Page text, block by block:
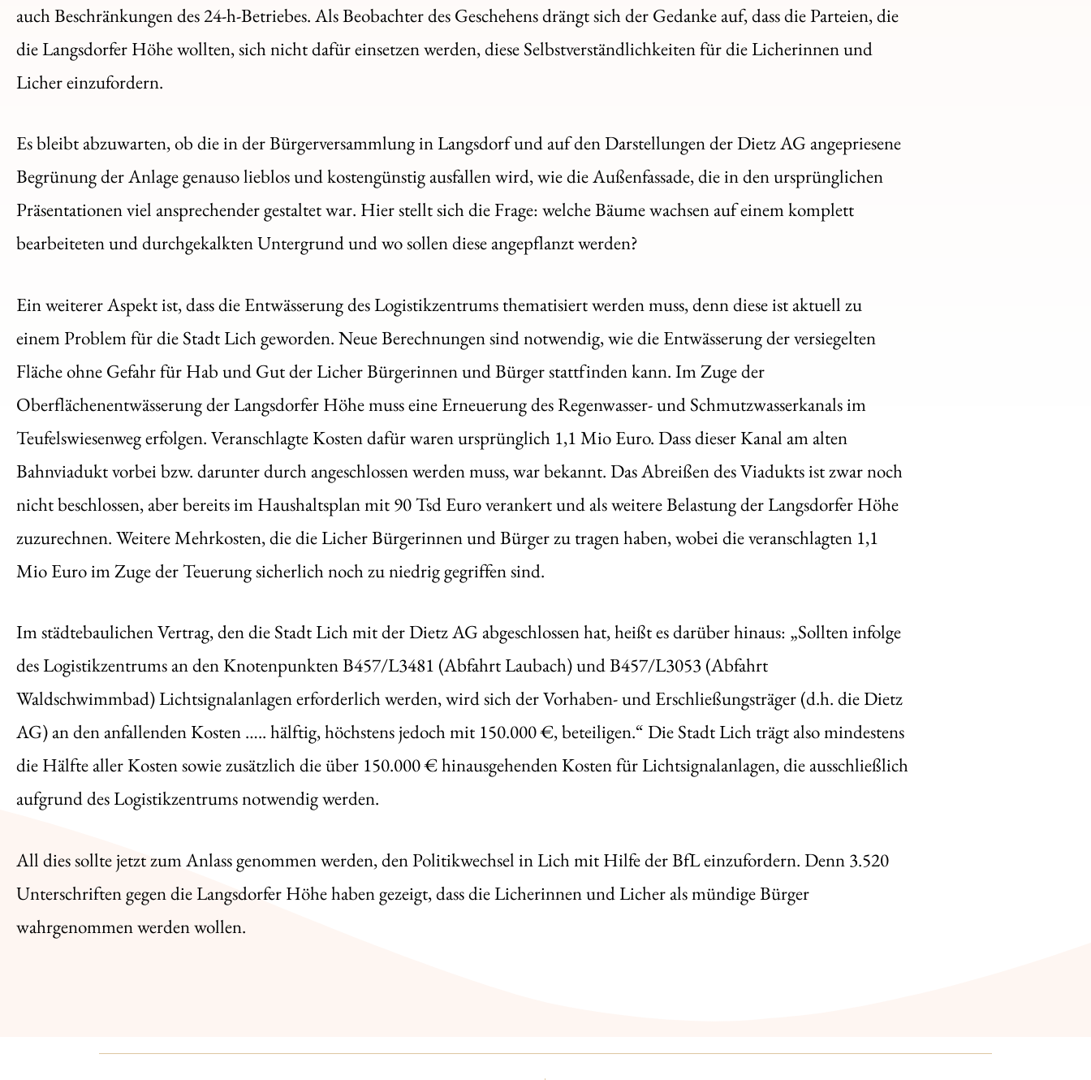
auch Beschränkungen des 24-h-Betriebes. Als Beobachter des Geschehens drängt sich der Gedanke auf, dass die Parteien, die
die Langsdorfer Höhe wollten, sich nicht dafür einsetzen werden, diese Selbstverständlichkeiten für die Licherinnen und
Licher einzufordern.
Es bleibt abzuwarten, ob die in der Bürgerversammlung in Langsdorf und auf den Darstellungen der Dietz AG angepriesene
Begrünung der Anlage genauso lieblos und kostengünstig ausfallen wird, wie die Außenfassade, die in den ursprünglichen
Präsentationen viel ansprechender gestaltet war. Hier stellt sich die Frage: welche Bäume wachsen auf einem komplett
bearbeiteten und durchgekalkten Untergrund und wo sollen diese angepflanzt werden?
Ein weiterer Aspekt ist, dass die Entwässerung des Logistikzentrums thematisiert werden muss, denn diese ist aktuell zu
einem Problem für die Stadt Lich geworden. Neue Berechnungen sind notwendig, wie die Entwässerung der versiegelten
Fläche ohne Gefahr für Hab und Gut der Licher Bürgerinnen und Bürger stattfinden kann. Im Zuge der
Oberflächenentwässerung der Langsdorfer Höhe muss eine Erneuerung des Regenwasser- und Schmutzwasserkanals im
Teufelswiesenweg erfolgen. Veranschlagte Kosten dafür waren ursprünglich 1,1 Mio Euro. Dass dieser Kanal am alten
Bahnviadukt vorbei bzw. darunter durch angeschlossen werden muss, war bekannt. Das Abreißen des Viadukts ist zwar noch
nicht beschlossen, aber bereits im Haushaltsplan mit 90 Tsd Euro verankert und als weitere Belastung der Langsdorfer Höhe
zuzurechnen. Weitere Mehrkosten, die die Licher Bürgerinnen und Bürger zu tragen haben, wobei die veranschlagten 1,1
Mio Euro im Zuge der Teuerung sicherlich noch zu niedrig gegriffen sind.
Im städtebaulichen Vertrag, den die Stadt Lich mit der Dietz AG abgeschlossen hat, heißt es darüber hinaus: „Sollten infolge
des Logistikzentrums an den Knotenpunkten B457/L3481 (Abfahrt Laubach) und B457/L3053 (Abfahrt
Waldschwimmbad) Lichtsignalanlagen erforderlich werden, wird sich der Vorhaben- und Erschließungsträger (d.h. die Dietz
AG) an den anfallenden Kosten ….. hälftig, höchstens jedoch mit 150.000 €, beteiligen.“ Die Stadt Lich trägt also mindestens
die Hälfte aller Kosten sowie zusätzlich die über 150.000 € hinausgehenden Kosten für Lichtsignalanlagen, die ausschließlich
aufgrund des Logistikzentrums notwendig werden.
All dies sollte jetzt zum Anlass genommen werden, den Politikwechsel in Lich mit Hilfe der BfL einzufordern. Denn 3.520
Unterschriften gegen die Langsdorfer Höhe haben gezeigt, dass die Licherinnen und Licher als mündige Bürger
wahrgenommen werden wollen.